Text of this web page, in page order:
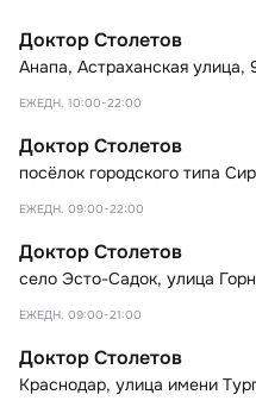
Доктор Столетов
Анапа, Астраханская улица,
ЕЖЕДН. 10:00-22:00
Доктор Столетов
посёлок городского типа
ЕЖЕДН. 09:00-22:00
Доктор Столетов
село Эсто-Садок, улица
ЕЖЕДН. 09:00-21:00
Доктор Столетов
Краснодар, улица имени